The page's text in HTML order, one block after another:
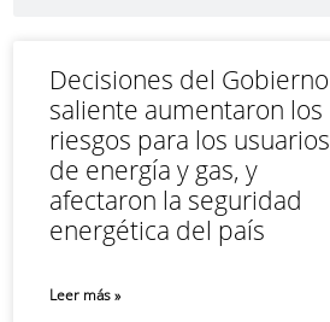
Decisiones del Gobierno
saliente aumentaron los
riesgos para los usuarios
de energía y gas, y
afectaron la seguridad
energética del país
Leer más »